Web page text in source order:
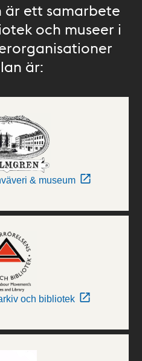
är ett samarbete
och museer i
är:
& museum
och bibliotek